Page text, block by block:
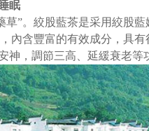
眠
”。絞股藍茶是采用絞股
內含豐富的有效成分，具
神，調節三高、延緩衰老等